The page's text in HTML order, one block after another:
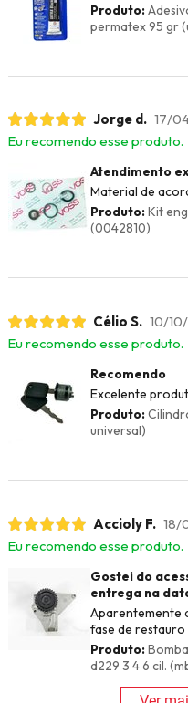
Produto:
permatex 95 gr
Jorge d. 17/
Eu recomendo esse produto.
Atendimento
Material de
Produto:Kit
(0042810)
Célio S. 10/
Eu recomendo esse produto.
Recomendo
Excelente
Produto:
universal)
Accioly F. 18/
Eu recomendo esse produto.
Gostei do
entrega na
Aparentemente
fase de restauro
Produto:
d229 3 4 6 cil.